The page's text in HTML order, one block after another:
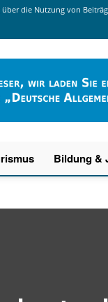
die Nutzung von
Bildung &